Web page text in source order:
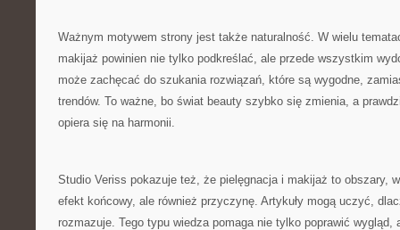
Ważnym motywem strony jest także naturalność. W wielu
makijaż powinien nie tylko podkreślać, ale przede wszystkim
może zachęcać do szukania rozwiązań, które są wygodne,
trendów. To ważne, bo świat beauty szybko się zmienia, a
opiera się na harmonii.
Studio Veriss pokazuje też, że pielęgnacja i makijaż to obszary,
efekt końcowy, ale również przyczynę. Artykuły mogą uczyć,
rozmazuje. Tego typu wiedza pomaga nie tylko poprawić wygląd,